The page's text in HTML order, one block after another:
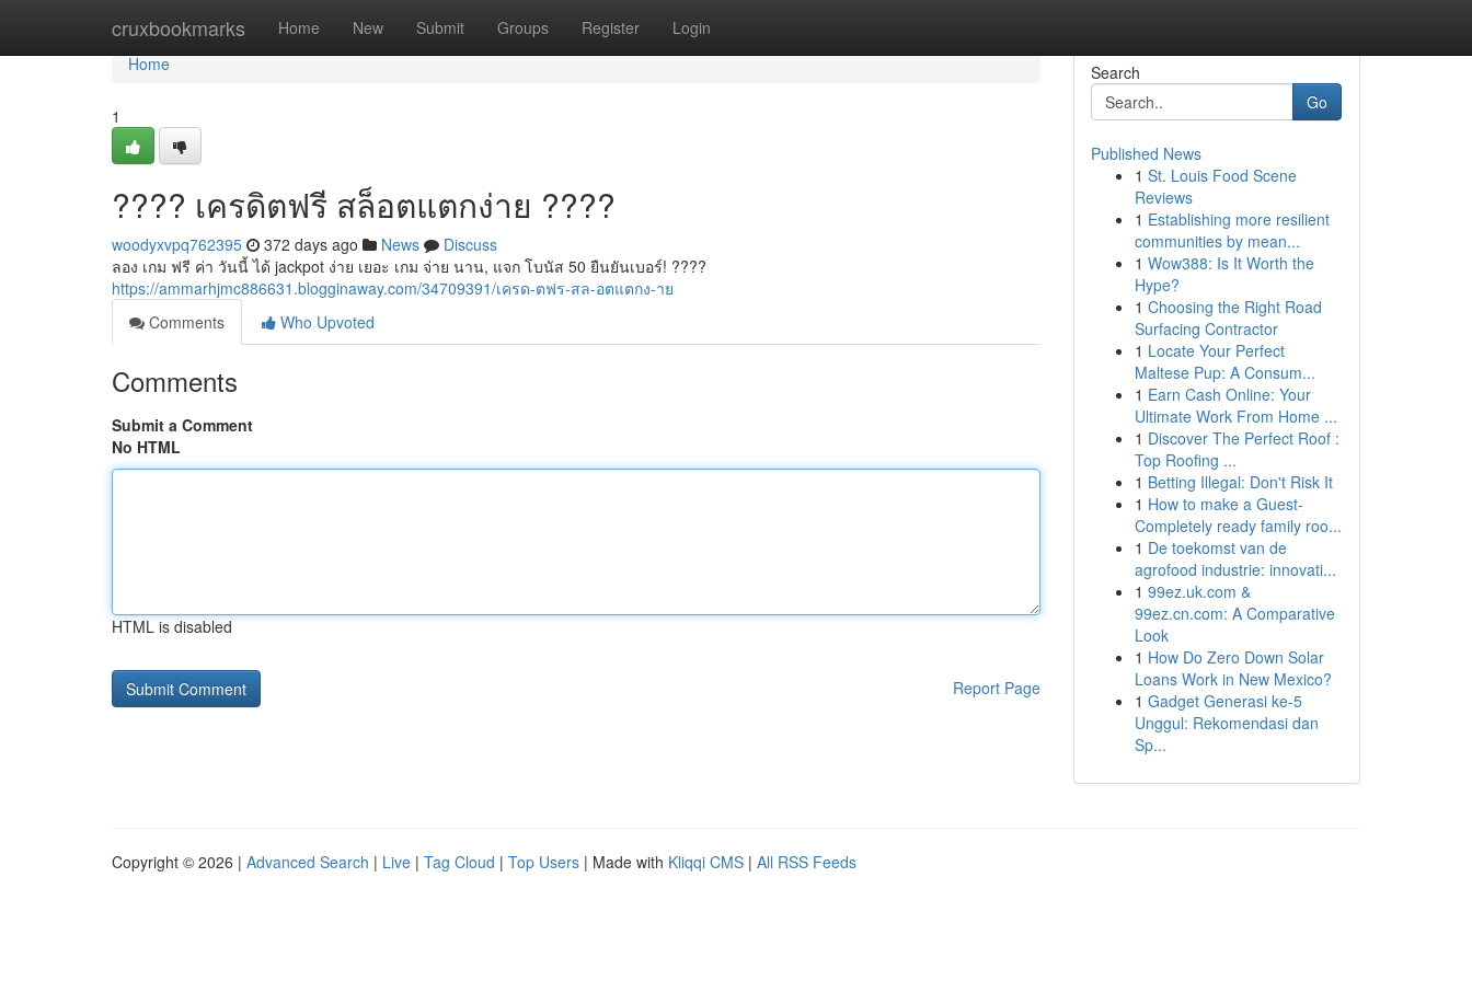
cruxbookmarks Home New Submit Groups Register Login
Home
Home
1
???? เครดิตฟรี สล็อตแตกง่าย ????
woodyxvpq762395 372 days ago News
Discuss
ลอง เกม ฟรี ค่า วันนี้ ได้ jackpot ง่าย เยอะ เกม จ่าย นาน, แจก โบนัส 50 ยืนยันเบอร์! ????
https://ammarhjmc886631.blogginaway.com/34709391/เครด-ตฟร-สล-อตแตกง-าย
Comments
Who Upvoted
Comments
Submit a Comment
No HTML
HTML is disabled
Report Page
Search
Go
Published News
1 St. Louis Food Scene
Reviews
1 Establishing more resilient
communities by mean...
1 Wow388: Is It Worth the
Hype?
1 Choosing the Right Road
Surfacing Contractor
1 Locate Your Perfect
Maltese Pup: A Consum...
1 Earn Cash Online: Your
Ultimate Work From Home ...
1 Discover The Perfect Roof :
Top Roofing ...
1 Betting Illegal: Don't Risk It
1 How to make a Guest-
Completely ready family roo...
1 De toekomst van de
agrofood industrie: innovati...
1 99ez.uk.com &
99ez.cn.com: A Comparative
Look
1 How Do Zero Down Solar
Loans Work in New Mexico?
1 Gadget Generasi ke-5
Unggul: Rekomendasi dan
Sp...
Copyright © 2026 | Advanced Search | Live | Tag Cloud | Top Users | Made with Kliqqi CMS | All RSS Feeds